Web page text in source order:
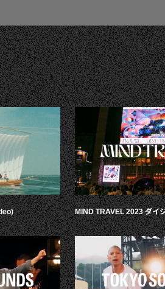
MIND TRAVEL 2023 ダイ